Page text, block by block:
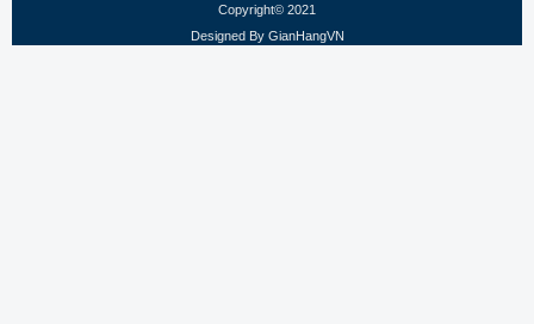
Copyright© 2021
Designed By GianHangVN